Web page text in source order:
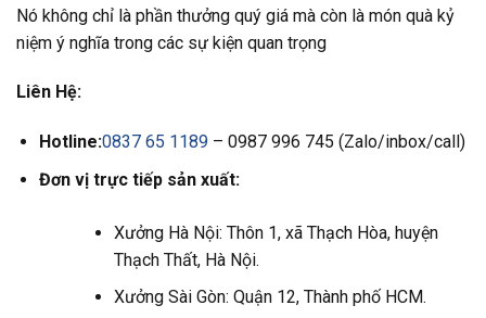
Nó không chỉ là phần thưởng quý giá mà còn là món quà kỷ
niệm ý nghĩa trong các sự kiện quan trọng
Liên Hệ:
Hotline:0837 65 1189– 0987 996 745 (Zalo/inbox/call)
Đơn vị trực tiếp sản xuất:
Xưởng Hà Nội: Thôn 1, xã Thạch Hòa, huyện
Thạch Thất, Hà Nội.
Xưởng Sài Gòn: Quận 12, Thành phố HCM.